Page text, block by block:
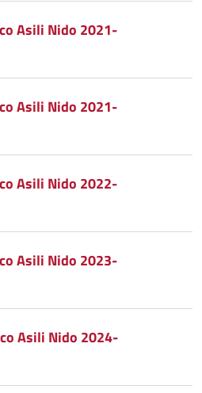
Asili Nido 2021-
Asili Nido 2021-
Asili Nido 2022-
Asili Nido 2023-
Asili Nido 2024-